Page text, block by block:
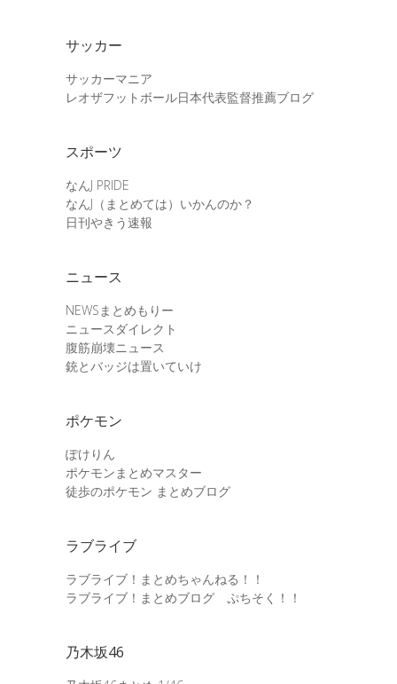
サッカー
サッカーマニア
レオザフットボール日本代表監督推薦ブログ
スポーツ
なんJ PRIDE
なんJ（まとめては）いかんのか？
日刊やきう速報
ニュース
NEWSまとめもりー
ニュースダイレクト
腹筋崩壊ニュース
銃とバッジは置いていけ
ポケモン
ぽけりん
ポケモンまとめマスター
徒歩のポケモン まとめブログ
ラブライブ
ラブライブ！まとめちゃんねる！！
ラブライブ！まとめブログ ぷちそく！！
乃木坂46